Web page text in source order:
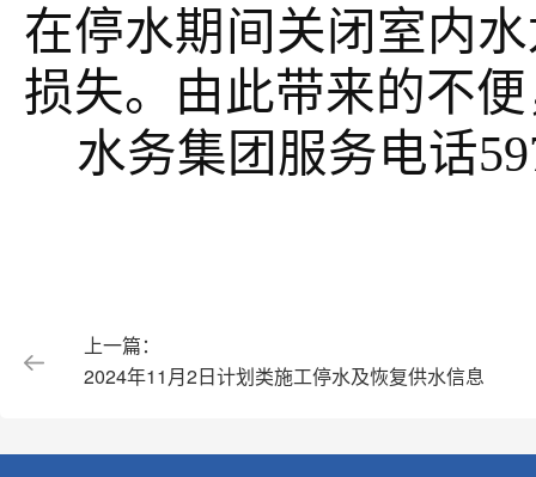
在停水期间关闭室内
损失。由此带来的不
水务集团服务电话
上一篇：
2024年11月2日计划类施工停水及恢复供水信息